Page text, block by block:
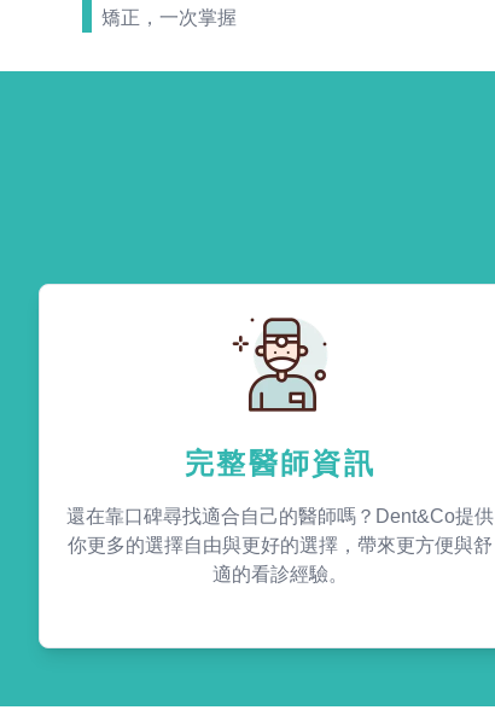
矯正，一次掌握
完整醫師資訊
還在靠口碑尋找適合自己的醫師嗎？Dent&Co提供
你更多的選擇自由與更好的選擇，帶來更方便與舒
適的看診經驗。